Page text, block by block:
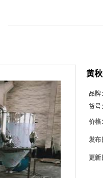
黄
品牌
货号
价格
发布
更新